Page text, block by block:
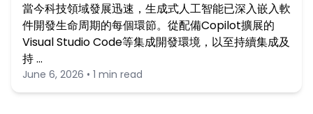
當今科技領域發展迅速，生成式人工智能已深入嵌入軟
件開發生命周期的每個環節。從配備Copilot擴展的
Visual Studio Code等集成開發環境，以至持續集成及
持 …
June 6, 2026 • 1 min read